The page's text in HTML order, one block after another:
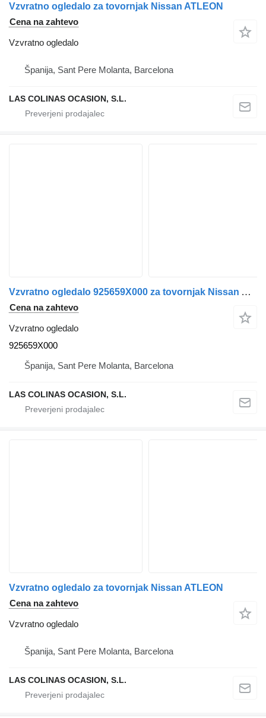
Vzvratno ogledalo za tovornjak Nissan ATLEON
Cena na zahtevo
Vzvratno ogledalo
Španija, Sant Pere Molanta, Barcelona
LAS COLINAS OCASION, S.L.
Vzvratno ogledalo 925659X000 za tovornjak Nissan ATLEON
Cena na zahtevo
Vzvratno ogledalo
925659X000
Španija, Sant Pere Molanta, Barcelona
LAS COLINAS OCASION, S.L.
Vzvratno ogledalo za tovornjak Nissan ATLEON
Cena na zahtevo
Vzvratno ogledalo
Španija, Sant Pere Molanta, Barcelona
LAS COLINAS OCASION, S.L.